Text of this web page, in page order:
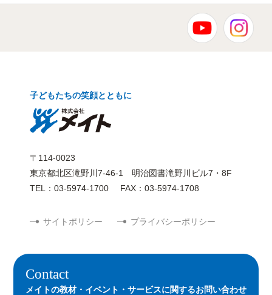
子どもたちの笑顔とともに
〒114-0023
東京都北区滝野川7-46-1 明治図書滝野川ビル7・8F
TEL：03-5974-1700
FAX：03-5974-1708
サイトポリシー プライバシーポリシー
Contact
メイトの教材・イベント・サービスに関するお問い合わせ